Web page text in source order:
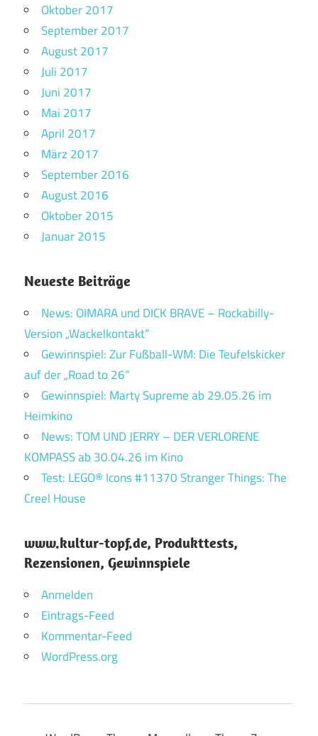
Oktober 2017
September 2017
August 2017
Juli 2017
Juni 2017
Mai 2017
April 2017
März 2017
September 2016
August 2016
Oktober 2015
Januar 2015
Neueste Beiträge
News: OIMARA und DICK BRAVE – Rockabilly-
Version „Wackelkontakt“
Gewinnspiel: Zur Fußball-WM: Die Teufelskicker
auf der „Road to 26“
Gewinnspiel: Marty Supreme ab 29.05.26 im
Heimkino
News: TOM UND JERRY – DER VERLORENE
KOMPASS ab 30.04.26 im Kino
Test: LEGO® Icons #11370 Stranger Things: The
Creel House
www.kultur-topf.de, Produkttests,
Rezensionen, Gewinnspiele
Anmelden
Eintrags-Feed
Kommentar-Feed
WordPress.org